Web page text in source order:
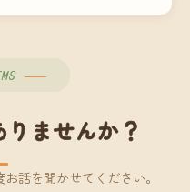
ませんか？
話を聞かせてください。